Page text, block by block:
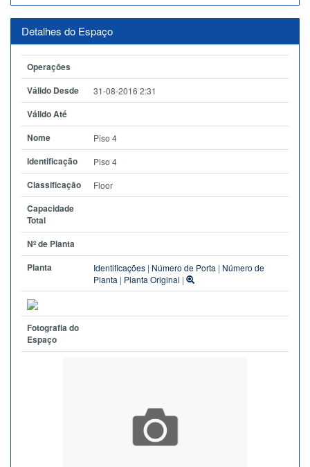
Detalhes do Espaço
Operações
Válido Desde
31-08-2016 2:31
Válido Até
Nome
Piso 4
Identificação Piso 4
Classificação Floor
Capacidade
Total
Nº de Planta
Planta
Identificações | Número de Porta | Número de
Planta | Planta Original |
Fotografia do
Espaço